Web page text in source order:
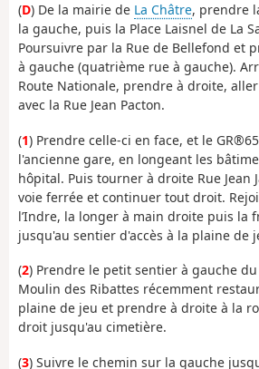
(D) De la mairie de La Châtre, prendre
la gauche, puis la Place Laisnel de La
Poursuivre par la Rue de Bellefond et
à gauche (quatrième rue à gauche).
Route Nationale, prendre à droite,
avec la Rue Jean Pacton.
(1) Prendre celle-ci en face, et le
l'ancienne gare, en longeant les
hôpital. Puis tourner à droite Rue Jean
voie ferrée et continuer tout droit.
l’Indre, la longer à main droite puis la
jusqu'au sentier d'accès à la plaine de
(2) Prendre le petit sentier à gauche
Moulin des Ribattes récemment
plaine de jeu et prendre à droite à la
droit jusqu'au cimetière.
(3) Suivre le chemin sur la gauche